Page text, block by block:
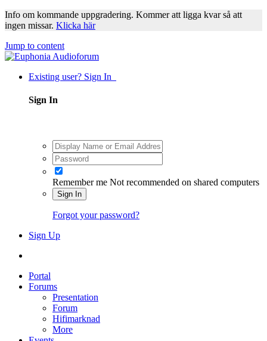
Info om kommande uppgradering. Kommer att ligga kvar så att
ingen missar. Klicka här
Jump to content
Existing user? Sign In
Sign In
Remember me Not recommended on shared computers
Sign In
Forgot your password?
Sign Up
Portal
Forums
Presentation
Forum
Hifimarknad
More